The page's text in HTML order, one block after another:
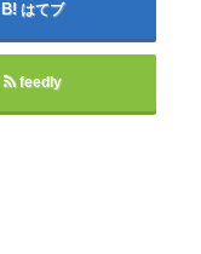
はてブ
feedly